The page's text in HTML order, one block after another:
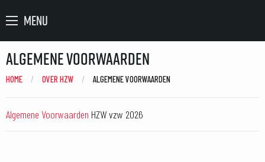
MENU
Algemene Voorwaarden
HOME OVER HZW CURRENT:
ALGEMENE VOORWAARDEN
Algemene Voorwaarden HZW vzw 2026